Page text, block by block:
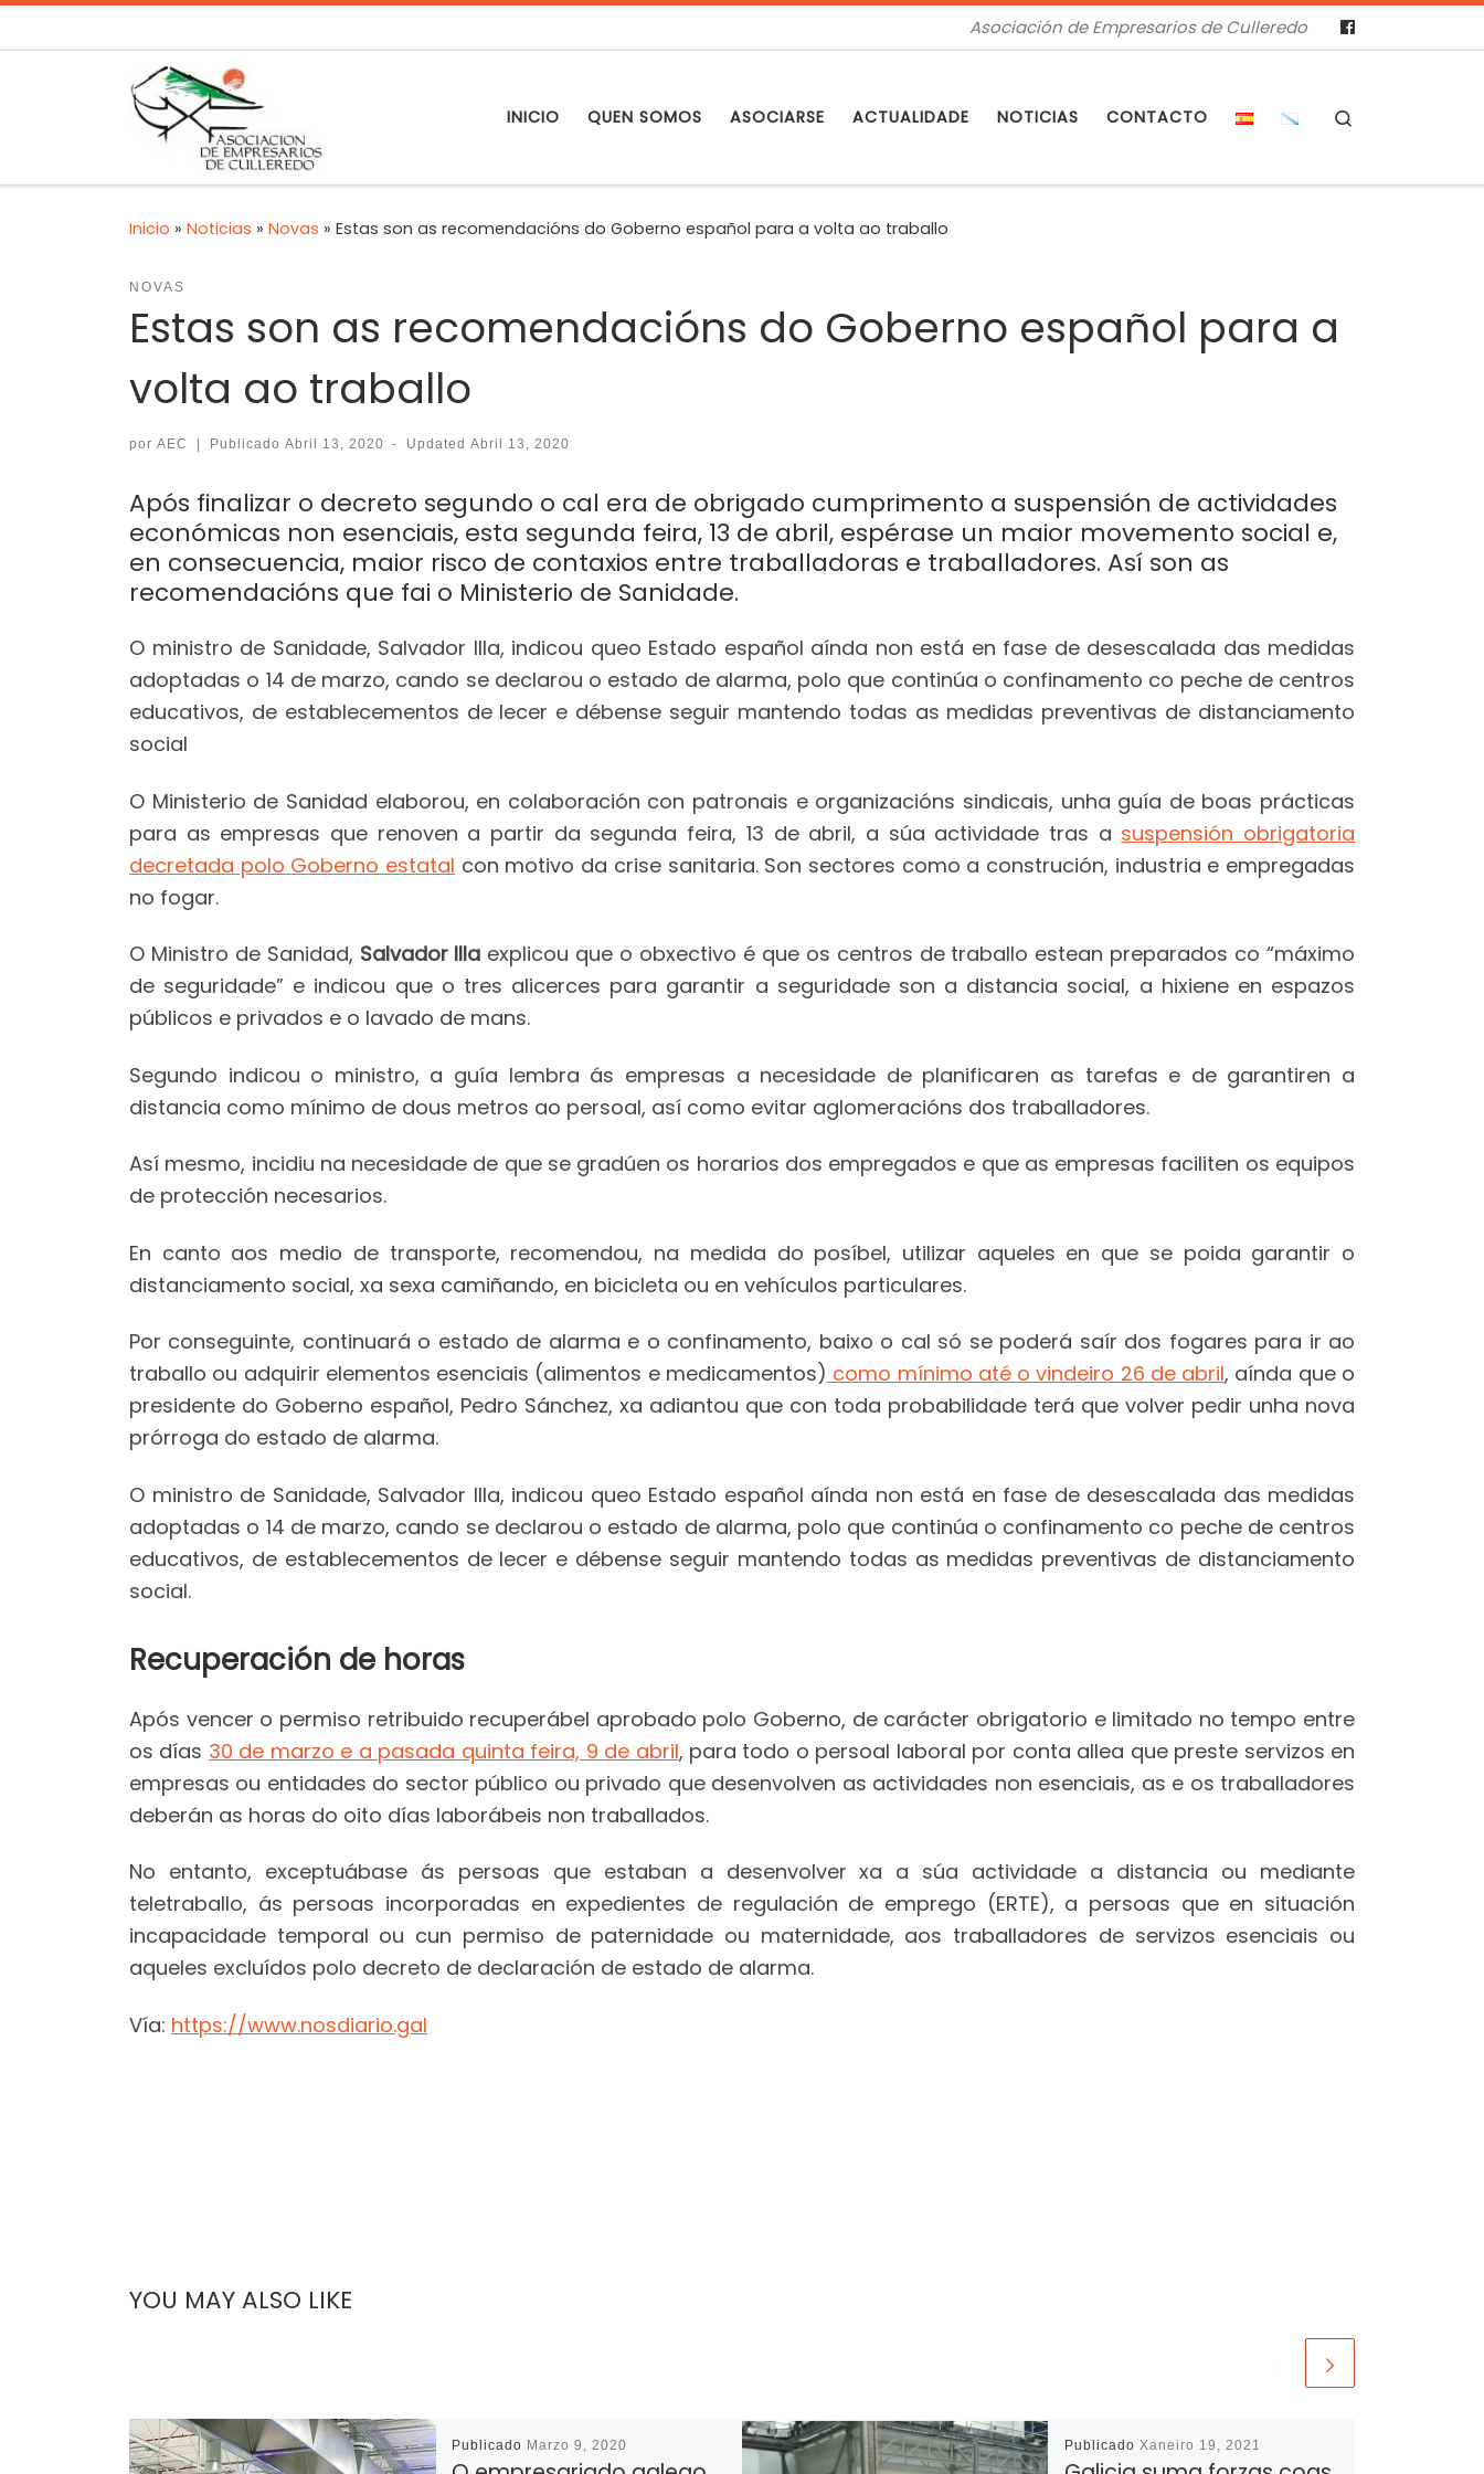
Asociación de Empresarios de Culleredo
INICIO QUEN SOMOS ASOCIARSE ACTUALIDADE NOTICIAS CONTACTO
Inicio » Noticias » Novas » Estas son as recomendacións do Goberno español para a volta ao traballo
NOVAS
Estas son as recomendacións do Goberno español para a
volta ao traballo
por AEC | Publicado Abril 13, 2020 - UpdatedAbril 13, 2020
Após finalizar o decreto segundo o cal era de obrigado cumprimento a suspensión de actividades
económicas non esenciais, esta segunda feira, 13 de abril, espérase un maior movemento social e,
en consecuencia, maior risco de contaxios entre traballadoras e traballadores. Así son as
recomendacións que fai o Ministerio de Sanidade.
O ministro de Sanidade, Salvador Illa, indicou queo Estado español aínda non está en fase de desescalada das medidas
adoptadas o 14 de marzo, cando se declarou o estado de alarma, polo que continúa o confinamento co peche de centros
educativos, de establecementos de lecer e débense seguir mantendo todas as medidas preventivas de distanciamento
social
O Ministerio de Sanidad elaborou, en colaboración con patronais e organizacións sindicais, unha guía de boas prácticas
para as empresas que renoven a partir da segunda feira, 13 de abril, a súa actividade tras a suspensión obrigatoria
decretada polo Goberno estatal con motivo da crise sanitaria. Son sectores como a construción, industria e empregadas
no fogar.
O Ministro de Sanidad, Salvador Illa explicou que o obxectivo é que os centros de traballo estean preparados co “máximo
de seguridade” e indicou que o tres alicerces para garantir a seguridade son a distancia social, a hixiene en espazos
públicos e privados e o lavado de mans.
Segundo indicou o ministro, a guía lembra ás empresas a necesidade de planificaren as tarefas e de garantiren a
distancia como mínimo de dous metros ao persoal, así como evitar aglomeracións dos traballadores.
Así mesmo, incidiu na necesidade de que se gradúen os horarios dos empregados e que as empresas faciliten os equipos
de protección necesarios.
En canto aos medio de transporte, recomendou, na medida do posíbel, utilizar aqueles en que se poida garantir o
distanciamento social, xa sexa camiñando, en bicicleta ou en vehículos particulares.
Por conseguinte, continuará o estado de alarma e o confinamento, baixo o cal só se poderá saír dos fogares para ir ao
traballo ou adquirir elementos esenciais (alimentos e medicamentos) como mínimo até o vindeiro 26 de abril, aínda que o
presidente do Goberno español, Pedro Sánchez, xa adiantou que con toda probabilidade terá que volver pedir unha nova
prórroga do estado de alarma.
O ministro de Sanidade, Salvador Illa, indicou queo Estado español aínda non está en fase de desescalada das medidas
adoptadas o 14 de marzo, cando se declarou o estado de alarma, polo que continúa o confinamento co peche de centros
educativos, de establecementos de lecer e débense seguir mantendo todas as medidas preventivas de distanciamento
social.
Recuperación de horas
Após vencer o permiso retribuido recuperábel aprobado polo Goberno, de carácter obrigatorio e limitado no tempo entre
os días 30 de marzo e a pasada quinta feira, 9 de abril, para todo o persoal laboral por conta allea que preste servizos en
empresas ou entidades do sector público ou privado que desenvolven as actividades non esenciais, as e os traballadores
deberán as horas do oito días laborábeis non traballados.
No entanto, exceptuábase ás persoas que estaban a desenvolver xa a súa actividade a distancia ou mediante
teletraballo, ás persoas incorporadas en expedientes de regulación de emprego (ERTE), a persoas que en situación
incapacidade temporal ou cun permiso de paternidade ou maternidade, aos traballadores de servizos esenciais ou
aqueles excluídos polo decreto de declaración de estado de alarma.
Vía: https://www.nosdiario.gal
YOU MAY ALSO LIKE
Publicado Marzo 9, 2020 Publicado Xaneiro 19, 2021